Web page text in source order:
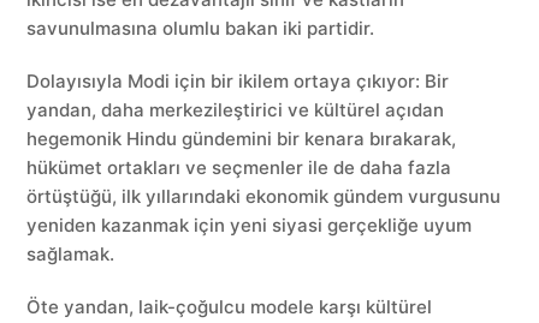
savunulmasına olumlu bakan iki partidir.
Dolayısıyla Modi için bir ikilem ortaya çıkıyor: Bir
yandan, daha merkezileştirici ve kültürel açıdan
hegemonik Hindu gündemini bir kenara bırakarak,
hükümet ortakları ve seçmenler ile de daha fazla
örtüştüğü, ilk yıllarındaki ekonomik gündem vurgusunu
yeniden kazanmak için yeni siyasi gerçekliğe uyum
sağlamak.
Öte yandan, laik-çoğulcu modele karşı kültürel